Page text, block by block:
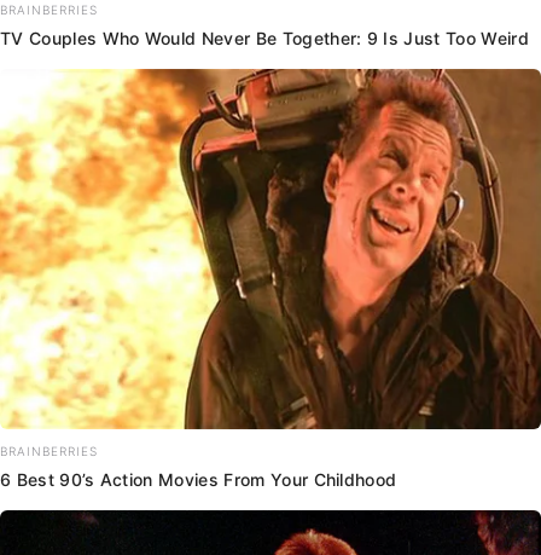
BRAINBERRIES
TV Couples Who Would Never Be Together: 9 Is Just Too Weird
BRAINBERRIES
6 Best 90’s Action Movies From Your Childhood